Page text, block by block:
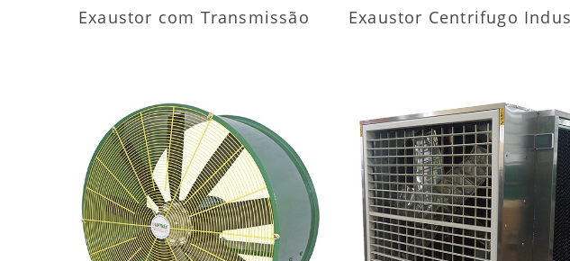
Exaustor com Transmissão
MAIS INFORMAÇÕES MAIS INFORMAÇÕES